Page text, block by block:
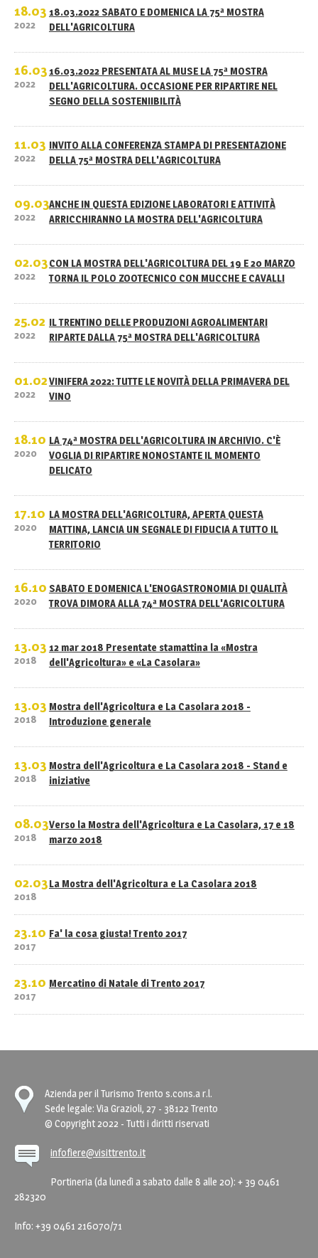
18.03
2022
18.03.2022 SABATO E DOMENICA LA 75ª MOSTRA
DELL'AGRICOLTURA
16.03
2022
16.03.2022 PRESENTATA AL MUSE LA 75ª MOSTRA
DELL'AGRICOLTURA. OCCASIONE PER RIPARTIRE NEL
SEGNO DELLA SOSTENIIBILITÀ
11.03
2022
INVITO ALLA CONFERENZA STAMPA DI PRESENTAZIONE
DELLA 75ª MOSTRA DELL'AGRICOLTURA
09.03
2022
ANCHE IN QUESTA EDIZIONE LABORATORI E ATTIVITÀ
ARRICCHIRANNO LA MOSTRA DELL'AGRICOLTURA
02.03
2022
CON LA MOSTRA DELL'AGRICOLTURA DEL 19 E 20 MARZO
TORNA IL POLO ZOOTECNICO CON MUCCHE E CAVALLI
25.02
2022
IL TRENTINO DELLE PRODUZIONI AGROALIMENTARI
RIPARTE DALLA 75ª MOSTRA DELL'AGRICOLTURA
01.02
2022
VINIFERA 2022: TUTTE LE NOVITÀ DELLA PRIMAVERA DEL
VINO
18.10
2020
LA 74ª MOSTRA DELL'AGRICOLTURA IN ARCHIVIO. C'È
VOGLIA DI RIPARTIRE NONOSTANTE IL MOMENTO
DELICATO
17.10
2020
LA MOSTRA DELL'AGRICOLTURA, APERTA QUESTA
MATTINA, LANCIA UN SEGNALE DI FIDUCIA A TUTTO IL
TERRITORIO
16.10
2020
SABATO E DOMENICA L'ENOGASTRONOMIA DI QUALITÀ
TROVA DIMORA ALLA 74ª MOSTRA DELL'AGRICOLTURA
13.03
2018
12 mar 2018 Presentate stamattina la «Mostra
dell'Agricoltura» e «La Casolara»
13.03
2018
Mostra dell'Agricoltura e La Casolara 2018 -
Introduzione generale
13.03
2018
Mostra dell'Agricoltura e La Casolara 2018 - Stand e
iniziative
08.03
2018
Verso la Mostra dell'Agricoltura e La Casolara, 17 e 18
marzo 2018
02.03
2018
La Mostra dell'Agricoltura e La Casolara 2018
23.10
2017
Fa' la cosa giusta! Trento 2017
23.10
2017
Mercatino di Natale di Trento 2017
Azienda per il Turismo Trento s.cons.a r.l.
Sede legale: Via Grazioli, 27 - 38122 Trento
© Copyright 2022 - Tutti i diritti riservati
infofiere@visittrento.it
Portineria (da lunedì a sabato dalle 8 alle 20): + 39 0461
282320
Info: +39 0461 216070/71